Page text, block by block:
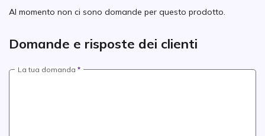
Al momento non ci sono domande per questo prodotto.
Domande e risposte dei clienti
La tua domanda